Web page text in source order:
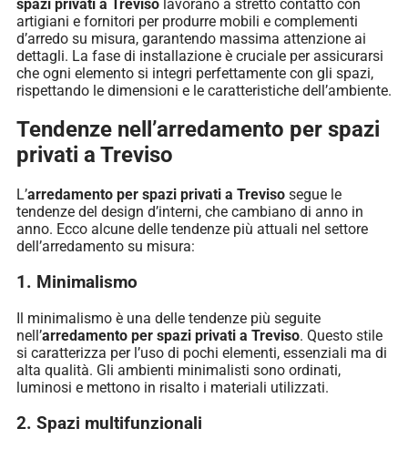
spazi privati a Treviso lavorano a stretto contatto con
artigiani e fornitori per produrre mobili e complementi
d’arredo su misura, garantendo massima attenzione ai
dettagli. La fase di installazione è cruciale per assicurarsi
che ogni elemento si integri perfettamente con gli spazi,
rispettando le dimensioni e le caratteristiche dell’ambiente.
Tendenze nell’arredamento per spazi
privati a Treviso
L’arredamento per spazi privati a Treviso segue le
tendenze del design d’interni, che cambiano di anno in
anno. Ecco alcune delle tendenze più attuali nel settore
dell’arredamento su misura:
1. Minimalismo
Il minimalismo è una delle tendenze più seguite
nell’arredamento per spazi privati a Treviso. Questo stile
si caratterizza per l’uso di pochi elementi, essenziali ma di
alta qualità. Gli ambienti minimalisti sono ordinati,
luminosi e mettono in risalto i materiali utilizzati.
2. Spazi multifunzionali